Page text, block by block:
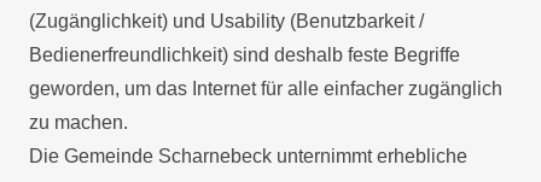
(Zugänglichkeit) und Usability (Benutzbarkeit /
Bedienerfreundlichkeit) sind deshalb feste Begriffe
geworden, um das Internet für alle einfacher zugänglich
zu machen.
Die Gemeinde Scharnebeck unternimmt erhebliche